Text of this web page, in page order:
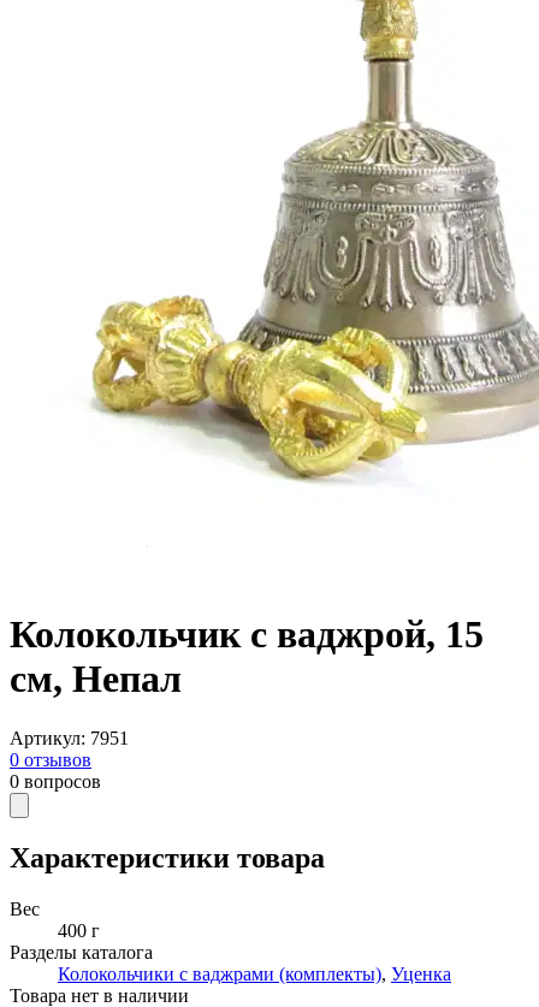
Колокольчик с ваджрой, 15
см, Непал
Артикул: 7951
0 отзывов
0 вопросов
Характеристики товара
Вес
400 г
Разделы каталога
Колокольчики с ваджрами (комплекты), Уценка
Товара нет в наличии